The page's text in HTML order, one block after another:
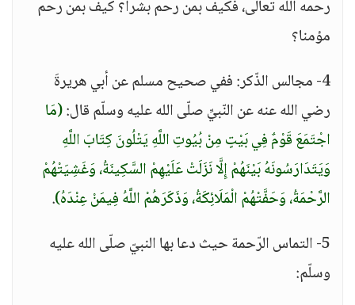
رحمه الله تعالى، فكيف بمن رحم بشرا؟ كيف بمن رحم
مؤمنا؟
4- مجالس الذّكر: ففي صحيح مسلم عن أبي هريرةَ
رضي الله عنه عن النّبيِّ صلّى الله عليه وسلّم قال:(مَا
اجْتَمَعَ قَوْمٌ فِي بَيْتٍ مِنْ بُيُوتِ اللَّهِ يَتْلُونَ كِتَابَ اللَّهِ
وَيَتَدَارَسُونَهُ بَيْنَهُمْ إِلَّا نَزَلَتْ عَلَيْهِمْ السَّكِينَةُ، وَغَشِيَتْهُمْ
الرَّحْمَةُ، وَحَفَّتْهُمْ الْمَلَائِكَةُ، وَذَكَرَهُمْ اللَّهُ فِيمَنْ عِنْدَهُ).
5- التماس الرّحمة حيث دعا بها النبيّ صلّى الله عليه
وسلّم: